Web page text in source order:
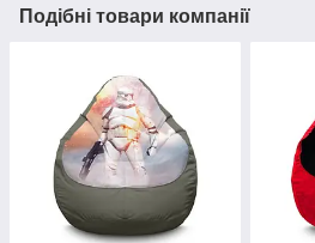
Подібні товари компанії